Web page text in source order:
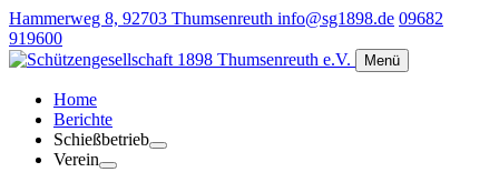
Hammerweg 8, 92703 Thumsenreuth info@sg1898.de 09682
919600
Menü
Home
Berichte
Schießbetrieb
Verein